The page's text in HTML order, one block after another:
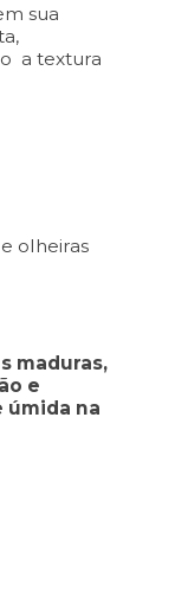
sua
a textura
olheiras
maduras,
e
úmida na